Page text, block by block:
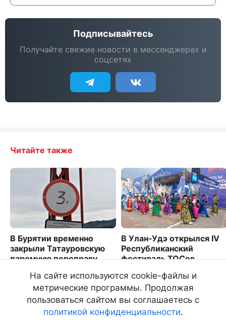
Подписывайтесь
Получайте свежие новости в мессенджерах и
соцсетях
Читайте также
В Бурятии временно
закрыли Татауровскую
паромную переправу
1796
В Улан-Удэ открылся IV
Республиканский
фестиваль ТОСов
2300
На сайте используются cookie-файлы и
метрические программы. Продолжая
пользоваться сайтом вы соглашаетесь с
политикой конфиденциальности.